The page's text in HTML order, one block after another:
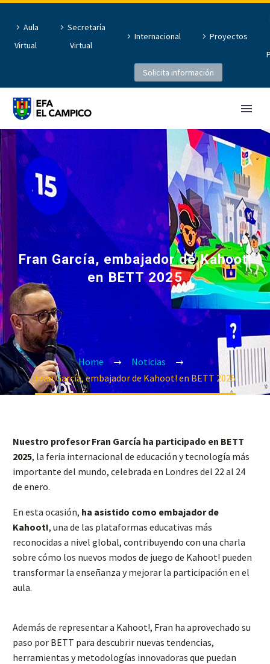
Aula
Virtual
Secretaría
Virtual
Internacional
Proyectos
Solicita información
Fran García, embajador de Kahoot!
en BETT 2025
Home
Noticias
Fran García, embajador de Kahoot! en BETT 2025
Nuestro profesor Fran García ha participado en BETT
2025, la feria internacional de educación y tecnología más
importante del mundo, celebrada en Londres del 22 al 24
de enero.
En esta ocasión, ha asistido como embajador de
Kahoot!, una de las plataformas educativas más
reconocidas a nivel global, contribuyendo con una charla
sobre cómo los nuevos modos de juego de Kahoot! pueden
transformar la enseñanza y mejorar la participación en el
aula.
Además de representar a Kahoot!, Fran ha aprovechado su
paso por BETT para descubrir nuevas tendencias,
herramientas y metodologías innovadoras que puedan